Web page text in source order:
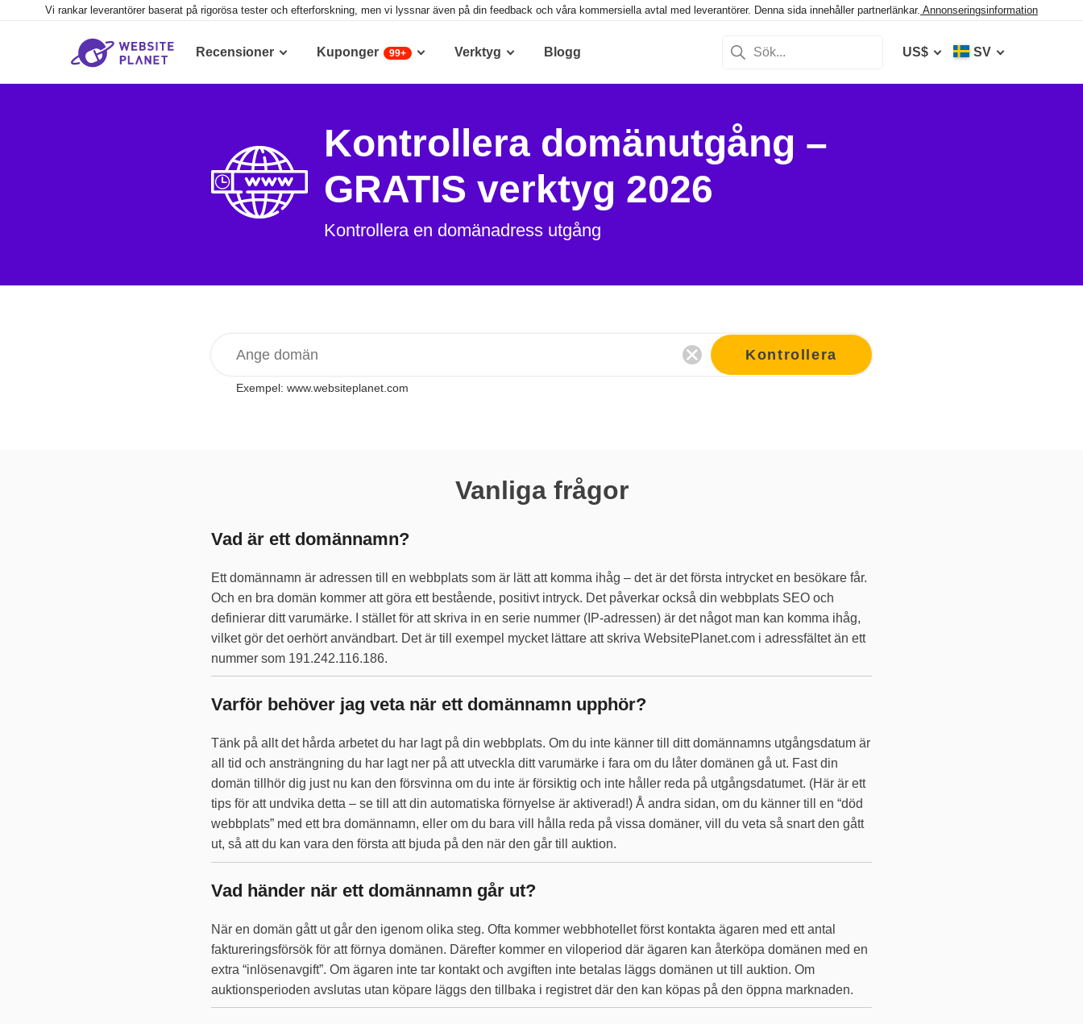
Vi rankar leverantörer baserat på rigorösa tester och efterforskning, men vi lyssnar även på din feedback och våra kommersiella avtal med leverantörer. Denna sida innehåller partnerlänkar. Annonseringsinformation
Recensioner Kuponger 99+ Verktyg Blogg US$ SV
Kontrollera domänutgång –
GRATIS verktyg 2026
Kontrollera en domänadress utgång
Exempel: www.websiteplanet.com
Kontrollera
Vanliga frågor
Vad är ett domännamn?
Ett domännamn är adressen till en webbplats som är lätt att komma ihåg – det är det första intrycket en besökare får.
Och en bra domän kommer att göra ett bestående, positivt intryck. Det påverkar också din webbplats SEO och
definierar ditt varumärke. I stället för att skriva in en serie nummer (IP-adressen) är det något man kan komma ihåg,
vilket gör det oerhört användbart. Det är till exempel mycket lättare att skriva WebsitePlanet.com i adressfältet än ett
nummer som 191.242.116.186.
Varför behöver jag veta när ett domännamn upphör?
Tänk på allt det hårda arbetet du har lagt på din webbplats. Om du inte känner till ditt domännamns utgångsdatum är
all tid och ansträngning du har lagt ner på att utveckla ditt varumärke i fara om du låter domänen gå ut. Fast din
domän tillhör dig just nu kan den försvinna om du inte är försiktig och inte håller reda på utgångsdatumet. (Här är ett
tips för att undvika detta – se till att din automatiska förnyelse är aktiverad!) Å andra sidan, om du känner till en “död
webbplats” med ett bra domännamn, eller om du bara vill hålla reda på vissa domäner, vill du veta så snart den gått
ut, så att du kan vara den första att bjuda på den när den går till auktion.
Vad händer när ett domännamn går ut?
När en domän gått ut går den igenom olika steg. Ofta kommer webbhotellet först kontakta ägaren med ett antal
faktureringsförsök för att förnya domänen. Därefter kommer en viloperiod där ägaren kan återköpa domänen med en
extra “inlösenavgift”. Om ägaren inte tar kontakt och avgiften inte betalas läggs domänen ut till auktion. Om
auktionsperioden avslutas utan köpare läggs den tillbaka i registret där den kan köpas på den öppna marknaden.